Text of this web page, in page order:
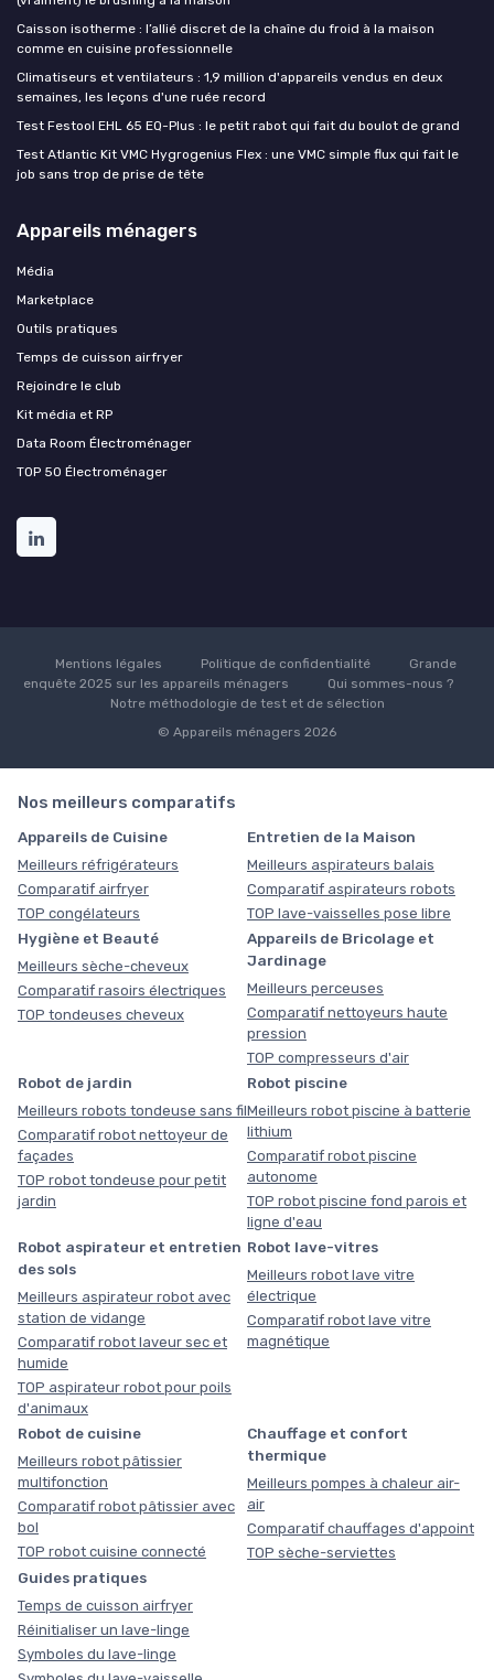
Caisson isotherme : l’allié discret de la chaîne du froid à la maison
comme en cuisine professionnelle
Climatiseurs et ventilateurs : 1,9 million d'appareils vendus en deux
semaines, les leçons d'une ruée record
Test Festool EHL 65 EQ-Plus : le petit rabot qui fait du boulot de grand
Test Atlantic Kit VMC Hygrogenius Flex : une VMC simple flux qui fait le
job sans trop de prise de tête
Appareils ménagers
Média
Marketplace
Outils pratiques
Temps de cuisson airfryer
Rejoindre le club
Kit média et RP
Data Room Électroménager
TOP 50 Électroménager
Mentions légales Politique de confidentialité
Grande
enquête 2025 sur les appareils ménagers
Qui sommes-nous ?
Notre méthodologie de test et de sélection
© Appareils ménagers 2026
Nos meilleurs comparatifs
Appareils de Cuisine
Meilleurs réfrigérateurs
Comparatif airfryer
TOP congélateurs
Entretien de la Maison
Meilleurs aspirateurs balais
Comparatif aspirateurs robots
TOP lave-vaisselles pose libre
Hygiène et Beauté
Meilleurs sèche-cheveux
Comparatif rasoirs électriques
TOP tondeuses cheveux
Appareils de Bricolage et
Jardinage
Meilleurs perceuses
Comparatif nettoyeurs haute
pression
TOP compresseurs d'air
Robot de jardin
Meilleurs robots tondeuse sans fil
Comparatif robot nettoyeur de
façades
TOP robot tondeuse pour petit
jardin
Robot piscine
Meilleurs robot piscine à batterie
lithium
Comparatif robot piscine
autonome
TOP robot piscine fond parois et
ligne d'eau
Robot aspirateur et entretien
des sols
Meilleurs aspirateur robot avec
station de vidange
Comparatif robot laveur sec et
humide
TOP aspirateur robot pour poils
d'animaux
Robot lave-vitres
Meilleurs robot lave vitre
électrique
Comparatif robot lave vitre
magnétique
Robot de cuisine
Meilleurs robot pâtissier
multifonction
Comparatif robot pâtissier avec
bol
TOP robot cuisine connecté
Chauffage et confort
thermique
Meilleurs pompes à chaleur air-
air
Comparatif chauffages d'appoint
TOP sèche-serviettes
Guides pratiques
Temps de cuisson airfryer
Réinitialiser un lave-linge
Symboles du lave-linge